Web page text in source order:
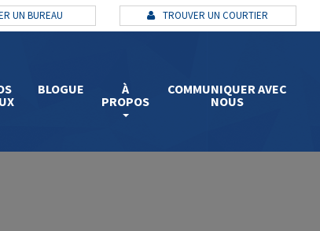
UN BUREAU TROUVER UN COURTIER
BLOGUE
À
PROPOS
COMMUNIQUER AVEC
NOUS